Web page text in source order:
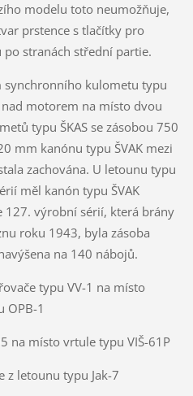
modelu toto neumožňuje,
prstence s tlačítky pro
stranách střední partie.
synchronního kulometu typu
motorem na místo dvou
typu ŠKAS se zásobou 750
mm kanónu typu ŠVAK mezi
zachována. U letounu typu
měl kanón typu ŠVAK
127. výrobní sérií, která brány
roku 1943, byla zásoba
na 140 nábojů.
typu VV-1 na místo
OPB-1
na místo vrtule typu VIŠ-61P
z letounu typu Jak-7